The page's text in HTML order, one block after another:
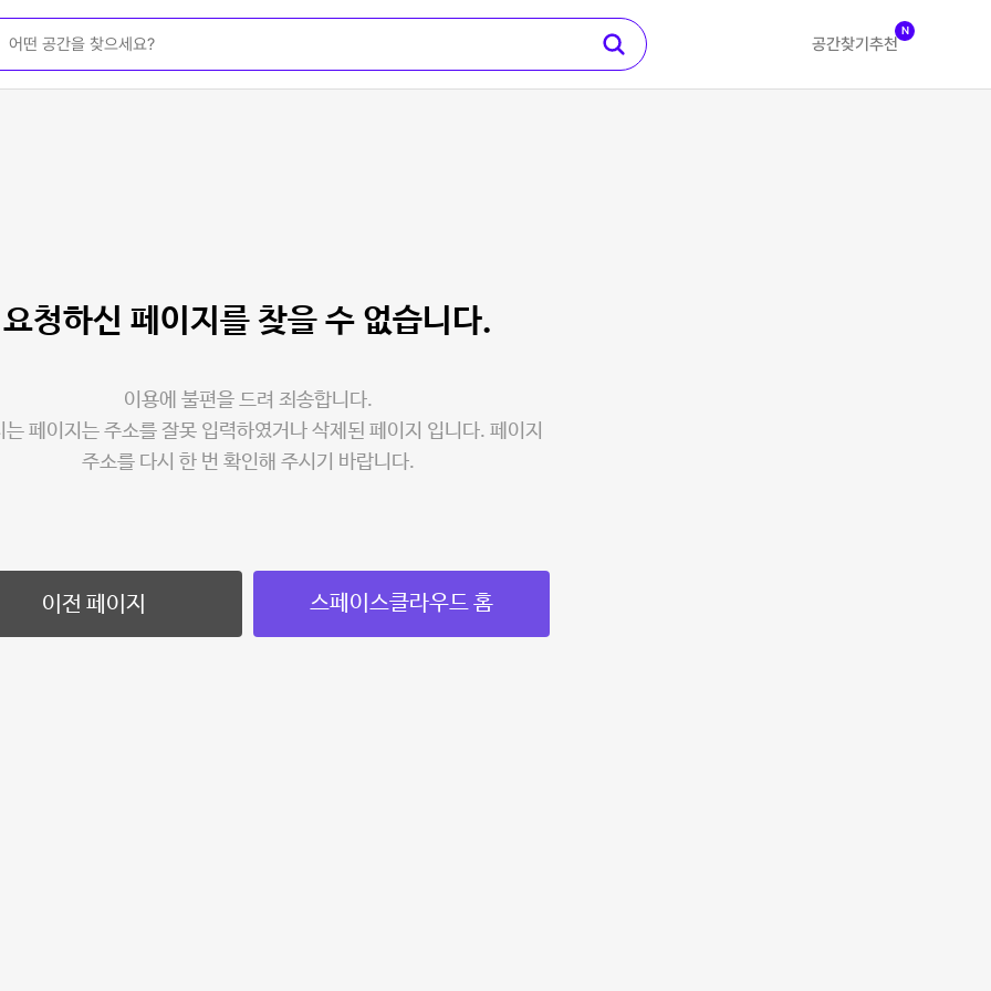
공간찾기 추천
N
요청하신 페이지를 찾을 수 없습니다.
이용에 불편을 드려 죄송합니다.
는 페이지는 주소를 잘못 입력하였거나 삭제된 페이지 입니다. 페이지
주소를 다시 한 번 확인해 주시기 바랍니다.
이전 페이지 스페이스클라우드 홈